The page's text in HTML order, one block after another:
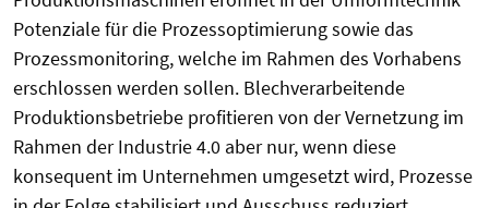
Potenziale für die Prozessoptimierung sowie das
Prozessmonitoring, welche im Rahmen des Vorhabens
erschlossen werden sollen. Blechverarbeitende
Produktionsbetriebe profitieren von der Vernetzung im
Rahmen der Industrie 4.0 aber nur, wenn diese
konsequent im Unternehmen umgesetzt wird, Prozesse